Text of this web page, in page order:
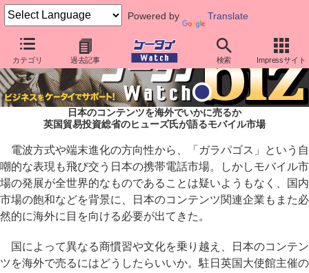
Powered by Translate
カテゴリ 過去記事 検索 Impressサイト
日本のコンテンツを海外でいかに売るか
英国貿易投資総省のヒューズ氏が語るモバイル市場
電波方式や端末進化の方向性から、「ガラパゴス」という自
嘲的な表現も飛び交う日本の携帯電話市場。しかしモバイル市
場の発展が全世界的なものであることは疑いようもなく、国内
市場の飽和などを背景に、日本のコンテンツ関連企業もまた必
然的に海外に目を向ける必要が出てきた。
国によって異なる商慣習や文化を乗り越え、日本のコンテン
ツを海外で売るにはどうしたらいいか。駐日英国大使館主催の